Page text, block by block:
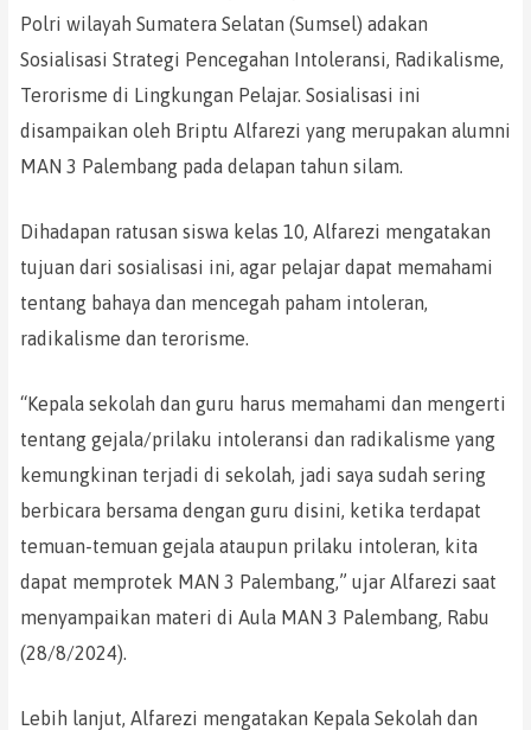
Polri wilayah Sumatera Selatan (Sumsel) adakan
Sosialisasi Strategi Pencegahan Intoleransi, Radikalisme,
Terorisme di Lingkungan Pelajar. Sosialisasi ini
disampaikan oleh Briptu Alfarezi yang merupakan alumni
MAN 3 Palembang pada delapan tahun silam.
Dihadapan ratusan siswa kelas 10, Alfarezi mengatakan
tujuan dari sosialisasi ini, agar pelajar dapat memahami
tentang bahaya dan mencegah paham intoleran,
radikalisme dan terorisme.
“Kepala sekolah dan guru harus memahami dan mengerti
tentang gejala/prilaku intoleransi dan radikalisme yang
kemungkinan terjadi di sekolah, jadi saya sudah sering
berbicara bersama dengan guru disini, ketika terdapat
temuan-temuan gejala ataupun prilaku intoleran, kita
dapat memprotek MAN 3 Palembang,” ujar Alfarezi saat
menyampaikan materi di Aula MAN 3 Palembang, Rabu
(28/8/2024).
Lebih lanjut, Alfarezi mengatakan Kepala Sekolah dan